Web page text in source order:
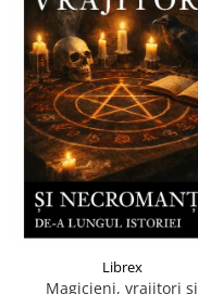
Librex
Magicieni, vrajitori si